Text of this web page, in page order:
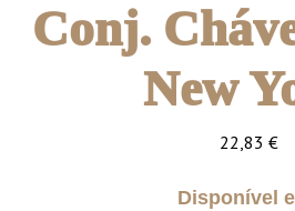
Conj.
New
22,83 €
Disponível